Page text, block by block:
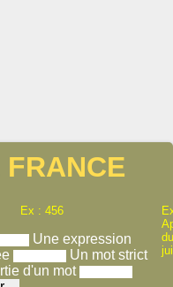
Ex : 456
Une expression
Un mot strict
d'un mot